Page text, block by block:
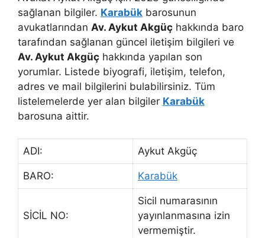
sağlanan bilgiler. Karabük barosunun
avukatlarından Av. Aykut Akgüç hakkında baro
tarafından sağlanan güncel iletişim bilgileri ve
Av. Aykut Akgüç hakkında yapılan son
yorumlar. Listede biyografi, iletişim, telefon,
adres ve mail bilgilerini bulabilirsiniz. Tüm
listelemelerde yer alan bilgiler Karabük
barosuna aittir.
ADI: Aykut Akgüç
BARO: Karabük
SİCİL NO:
Sicil numarasının
yayınlanmasına izin
vermemiştir.